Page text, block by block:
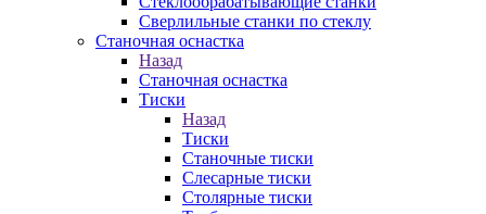
Сверлильные станки по стеклу
Станочная оснастка
Назад
Станочная оснастка
Тиски
Назад
Тиски
Станочные тиски
Слесарные тиски
Столярные тиски